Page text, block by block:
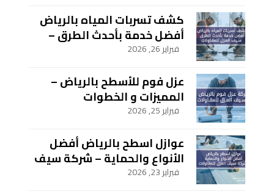
كشف تسربات المياه بالرياض
أفضل خدمة بأحدث الطرق –
سيف العزل للمقاولات
فبراير 26, 2026
عزل فوم للأسطح بالرياض –
المميزات و الخطوات
فبراير 25, 2026
عوازل اسطح بالرياض أفضل
الأنواع والحماية – شركة سيف
العزل للمقاولات
فبراير 23, 2026